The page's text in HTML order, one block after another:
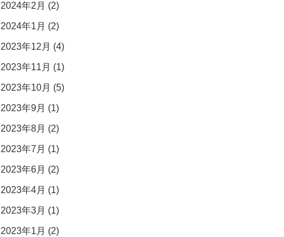
2024年2月 (2)
2024年1月 (2)
2023年12月 (4)
2023年11月 (1)
2023年10月 (5)
2023年9月 (1)
2023年8月 (2)
2023年7月 (1)
2023年6月 (2)
2023年4月 (1)
2023年3月 (1)
2023年1月 (2)